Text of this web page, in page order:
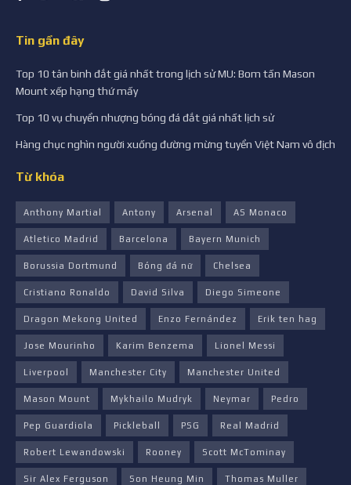
Tin gần đây
Top 10 tân binh đắt giá nhất trong lịch sử MU: Bom tấn Mason
Mount xếp hạng thứ mấy
Top 10 vụ chuyển nhượng bóng đá đắt giá nhất lịch sử
Hàng chục nghìn người xuống đường mừng tuyển Việt Nam vô địch
Từ khóa
Anthony Martial Antony Arsenal AS Monaco
Atletico Madrid Barcelona Bayern Munich
Borussia Dortmund Bóng đá nữ Chelsea
Cristiano Ronaldo David Silva Diego Simeone
Dragon Mekong United Enzo Fernández Erik ten hag
Jose Mourinho Karim Benzema Lionel Messi
Liverpool Manchester City Manchester United
Mason Mount Mykhailo Mudryk Neymar Pedro
Pep Guardiola Pickleball PSG Real Madrid
Robert Lewandowski Rooney Scott McTominay
Sir Alex Ferguson Son Heung Min Thomas Muller